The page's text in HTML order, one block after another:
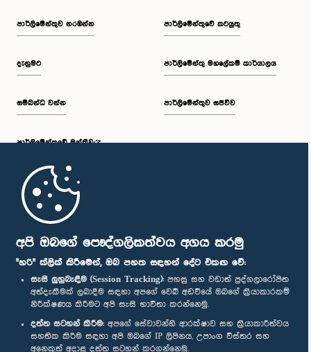
අපි ඔබගේ පෞද්ගලිකත්වය අගය කරමු
"හරි" ක්ලික් කිරීමෙන්, ඔබ පහත සඳහන් දේට එකඟ වේ:
සැසි ලුහුබැඳීම (Session Tracking): පහසු සහ වඩාත් පුද්ගලාරෝපිත
අත්දැකීමක් ලබාදීම සඳහා අපගේ වෙබ් අඩවියේ ඔබගේ ක්‍රියාකාරකම්
නිරීක්ෂණය කිරීමට අපි සැසි භාවිතා කරන්නෙමු.
දත්ත සටහන් කිරීම: අපගේ සේවාවන්හි ආරක්ෂාව සහ ක්‍රියාකාරීත්වය
සහතික කිරීම සඳහා අපි ඔබගේ IP ලිපිනය, උපාංග විස්තර සහ
අනෙකුත් අදාළ දත්ත සටහන් කරගන්නෙමු.
පාර්ලි‌මේන්තුව නරඹන්න
දැනුමට
සම්බන්ධ වන්න
පාර්ලි‌මේන්තුවේ මන්ත්‍රීවරු
මුල් පිටුව
පාර්ලිමේන්තුවේ කටයුතු
පාර්ලිමේන්තු මහලේකම් කාර්යාලය
පාර්ලිමේන්තුව සජීවීව
පාර්ලිමේන්තු ජංගම යෙදුම
අප හා සම්බන්ධ වී සිටින්න :